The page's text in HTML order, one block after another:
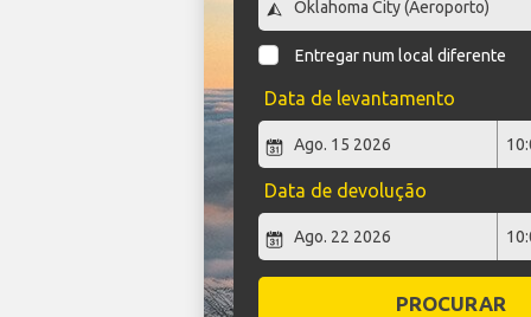
Entregar num local diferente
Data de levantamento
Data de devolução
PROCURAR